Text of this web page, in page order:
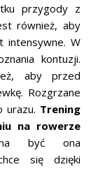
przygody z
również, aby
intensywne. W
kontuzji.
aby przed
Rozgrzane
urazu. Trening
na rowerze
być ona
się dzięki